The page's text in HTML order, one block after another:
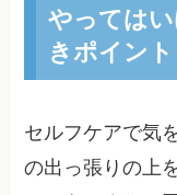
やっては
きポイント
セルフケアで気
の出っ張りの上